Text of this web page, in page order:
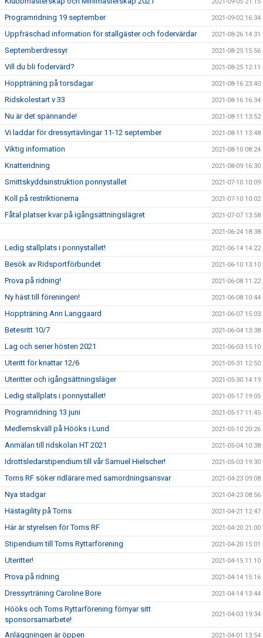
Programridning 19 september 2021-09-02 16:34
Uppfräschad information för stallgäster och fodervärdar 2021-08-26 14:31
Septemberdressyr 2021-08-25 15:56
Vill du bli fodervärd? 2021-08-25 12:11
Hoppträning på torsdagar 2021-08-16 23:40
Ridskolestart v 33 2021-08-16 16:34
Nu är det spännande! 2021-08-11 13:52
Vi laddar för dressyrtävlingar 11-12 september 2021-08-11 13:48
Viktig information 2021-08-10 08:24
Knatteridning 2021-08-09 16:30
Smittskyddsinstruktion ponnystallet 2021-07-10 10:09
Koll på restriktionerna 2021-07-10 10:02
Fåtal platser kvar på igångsättningslägret 2021-07-07 13:58
2021-06-24 18:38
Ledig stallplats i ponnystallet! 2021-06-14 14:22
Besök av Ridsportförbundet 2021-06-10 13:10
Prova på ridning! 2021-06-08 11:22
Ny häst till föreningen! 2021-06-08 10:44
Hoppträning Ann Langgaard 2021-06-07 15:03
Betesritt 10/7 2021-06-04 13:38
Lag och serier hösten 2021 2021-06-03 15:10
Uteritt för knattar 12/6 2021-05-31 12:50
Uteritter och igångsättningsläger 2021-05-30 14:19
Ledig stallplats i ponnystallet! 2021-05-17 19:05
Programridning 13 juni 2021-05-17 11:45
Medlemskväll på Hööks i Lund 2021-05-10 20:26
Anmälan till ridskolan HT 2021 2021-05-04 10:38
Idrottsledarstipendium till vår Samuel Hielscher! 2021-05-03 19:30
Torns RF söker ridlärare med samordningsansvar 2021-04-23 09:08
Nya stadgar 2021-04-23 08:56
Hästagility på Torns 2021-04-21 12:47
Här är styrelsen för Torns RF 2021-04-20 21:00
Stipendium till Torns Ryttarförening 2021-04-20 15:01
Uteritter! 2021-04-15 11:10
Prova på ridning 2021-04-14 15:16
Dressyrträning Caroline Bore 2021-04-14 13:44
Hööks och Torns Ryttarförening förnyar sitt
sponsorsamarbete!
2021-04-03 19:34
Anläggningen är öppen 2021-04-01 13:54